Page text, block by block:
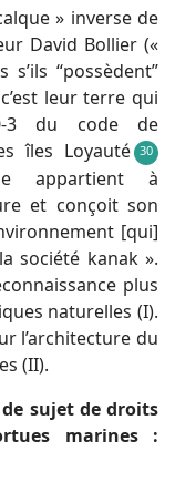
» inverse de
David Bollier («
“possèdent”
leur terre qui
3 du code de
îles Loyauté 30
appartient à
et conçoit son
[qui]
société kanak ».
plus
naturelles (I).
l’architecture du
(II).
sujet de droits
marines :